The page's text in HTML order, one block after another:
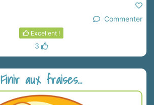
Commenter
Excellent !
3
Finir aux fraises...